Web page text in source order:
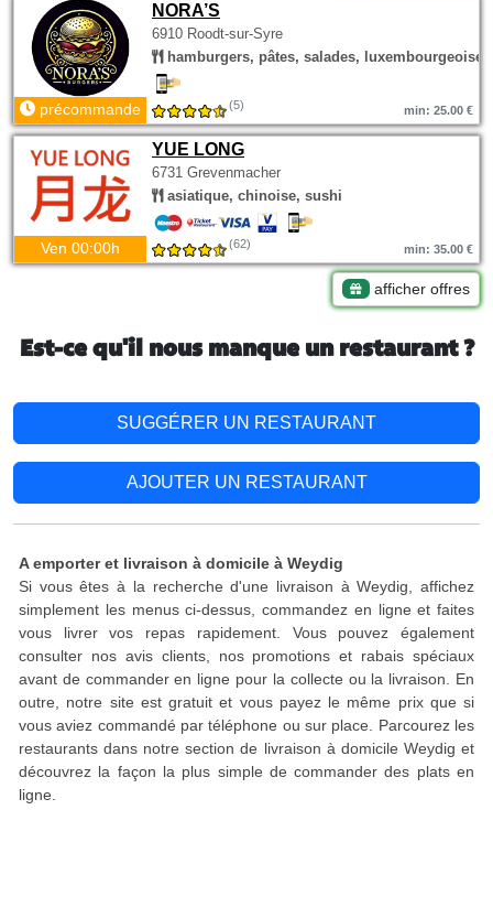
NORA’S
6910 Roodt-sur-Syre
hamburgers, pâtes, salades, luxembourgeoise
précommande (5) min: 25.00 €
YUE LONG
6731 Grevenmacher
asiatique, chinoise, sushi
Ven 00:00h (62) min: 35.00 €
afficher offres
Est-ce qu'il nous manque un restaurant ?
SUGGÉRER UN RESTAURANT
AJOUTER UN RESTAURANT
A emporter et livraison à domicile à Weydig
Si vous êtes à la recherche d'une livraison à Weydig, affichez
simplement les menus ci-dessus, commandez en ligne et faites
vous livrer vos repas rapidement. Vous pouvez également
consulter nos avis clients, nos promotions et rabais spéciaux
avant de commander en ligne pour la collecte ou la livraison. En
outre, notre site est gratuit et vous payez le même prix que si
vous aviez commandé par téléphone ou sur place. Parcourez les
restaurants dans notre section de livraison à domicile Weydig et
découvrez la façon la plus simple de commander des plats en
ligne.